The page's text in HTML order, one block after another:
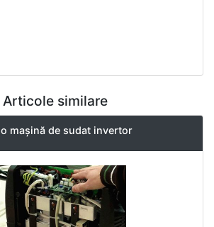
Articole similare
mașină de sudat invertor